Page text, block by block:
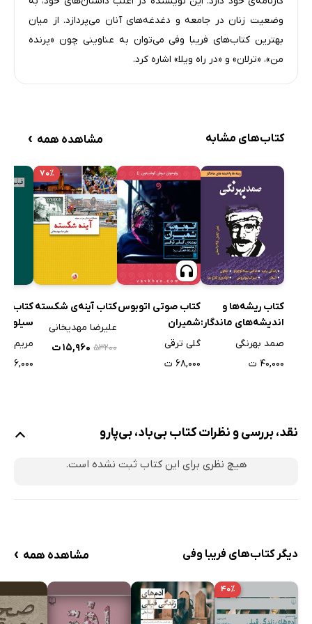
وضعیت زنان در جامعه و دغدغه‌های آنان می‌پردازد. از میان
بهترین کتاب‌های فریبا وفی می‌توان به عناوینی چون «پرنده
من»، «ترلان» و «در راه ویلا» اشاره کرد.
کتاب‌های مشابه مشاهده همه ›
کتاب ریشه‌ها و
اندیشه‌های ماندگار:
قصه‌های صمد
صمد بهرنگی
۴۰,۰۰۰ ت
کتاب صوتی اتوبوس
شمیران
گلی ترقی
۶۸,۰۰۰ ت
۷۰٪
کتاب آینه‌ی شکسته
علیرضا مهدیخانی
۵۳۲۰۰ ۱۵,۹۶۰ ت
کتاب
سیلویا
مریم
۱۳۶,۰۰۰ ت
نقد، بررسی و نظرات کتاب بی‌باد، بی‌پارو
هیچ نظری برای این کتاب ثبت نشده است.
دیگر کتاب‌های فریبا وفی مشاهده همه ›
۴۰٪